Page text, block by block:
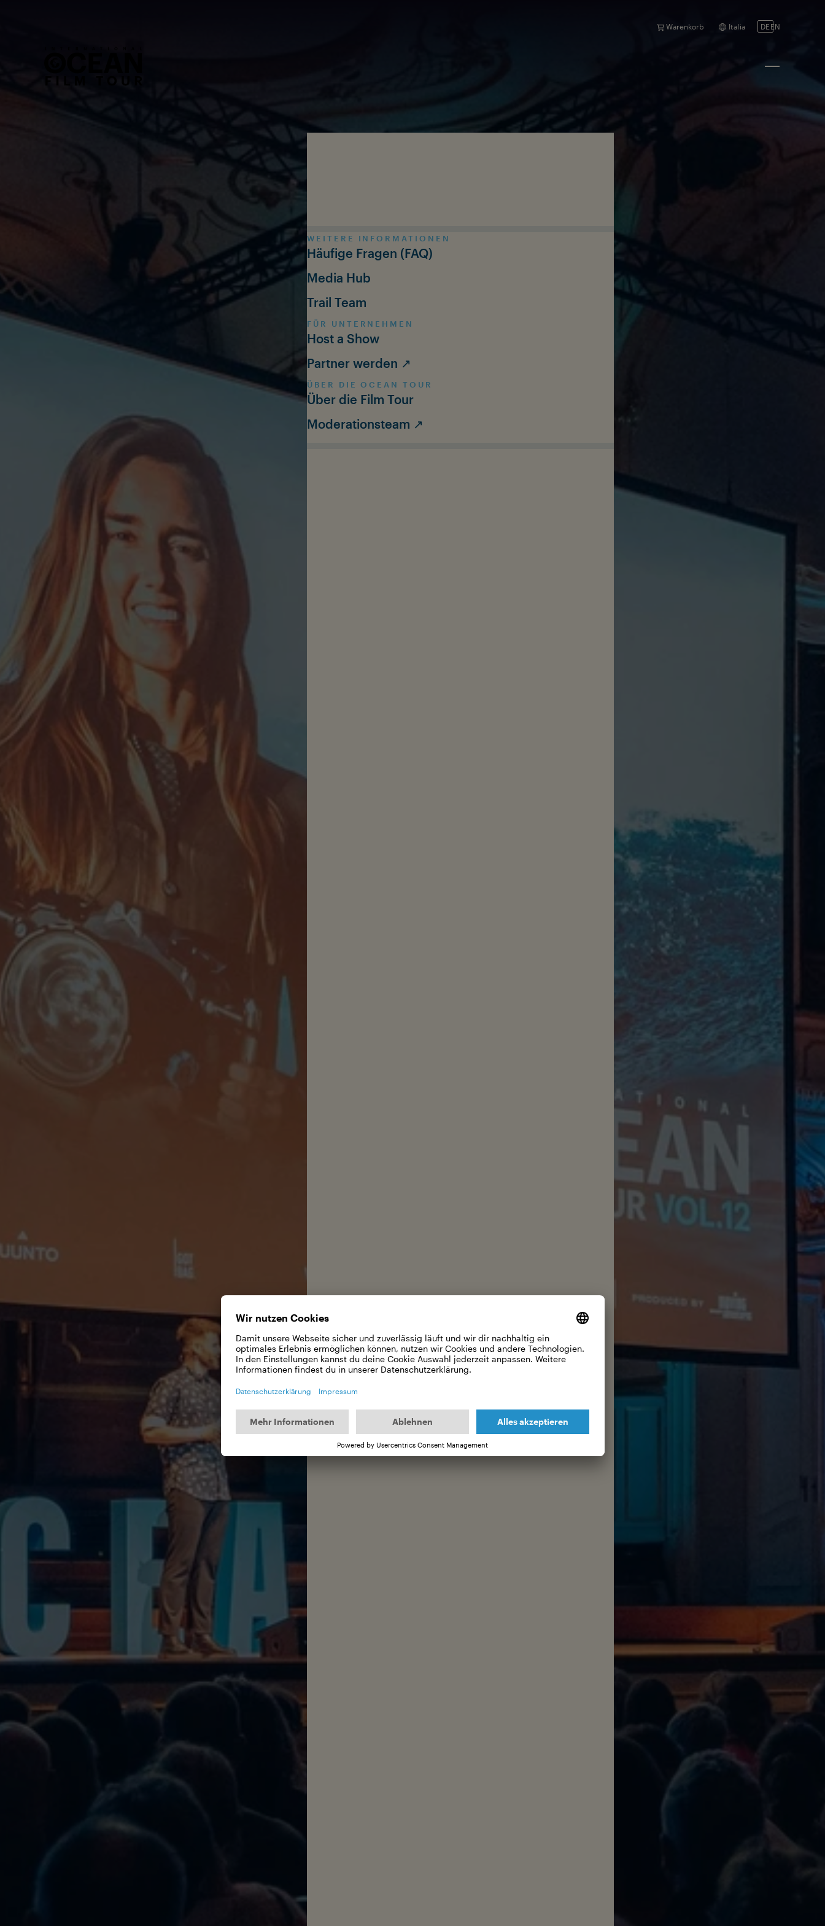
Warenkorb Italia DE EN
WEITERE INFORMATIONEN
Häufige Fragen (FAQ)
Media Hub
Trail Team
FÜR UNTERNEHMEN
Host a Show
Partner werden ↗
ÜBER DIE OCEAN TOUR
Über die Film Tour
Moderationsteam ↗